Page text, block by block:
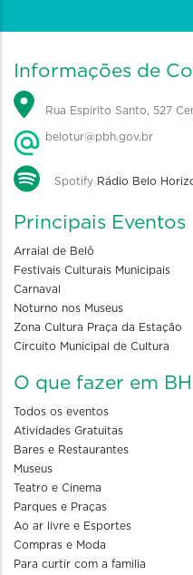
Informações de
Rua Espírito Santo, 527
belotur@pbh.gov.br
Spotify Rádio Belo
Principais Eventos
Arraial de Belô
Festivais Culturais Municipais
Carnaval
Noturno nos Museus
Zona Cultura Praça da Estação
Circuito Municipal de Cultura
O que fazer em BH
Todos os eventos
Atividades Gratuitas
Bares e Restaurantes
Museus
Teatro e Cinema
Parques e Praças
Ao ar livre e Esportes
Compras e Moda
Para curtir com a familia